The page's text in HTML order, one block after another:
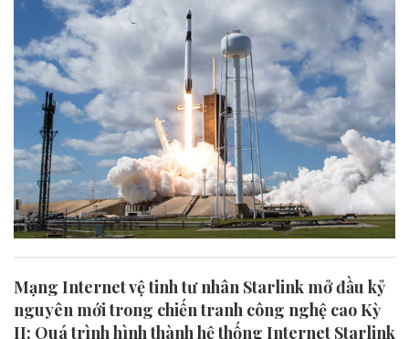
Mạng Internet vệ tinh tư nhân Starlink mở đầu kỷ
nguyên mới trong chiến tranh công nghệ cao Kỳ
II: Quá trình hình thành hệ thống Internet Starlink